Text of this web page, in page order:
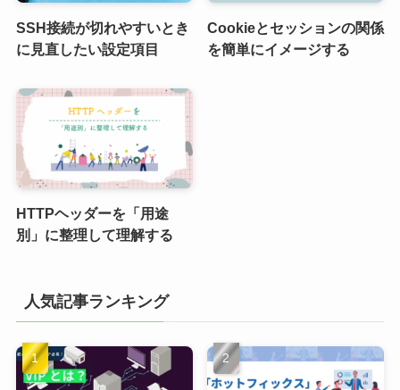
SSH接続が切れやすいとき
に見直したい設定項目
Cookieとセッションの関係
を簡単にイメージする
HTTPヘッダーを「用途
別」に整理して理解する
人気記事ランキング